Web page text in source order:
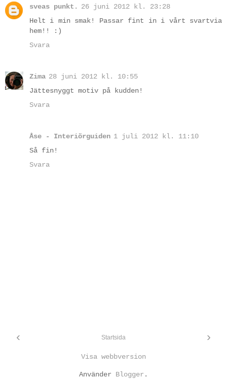
sveas punkt.
26 juni 2012 kl. 23:28
Helt i min smak! Passar fint in i vårt svartvia
hem!! :)
Svara
Zima 28 juni 2012 kl. 10:55
Jättesnyggt motiv på kudden!
Svara
Åse - Interiörguiden 1 juli 2012 kl. 11:10
Så fin!
Svara
‹ ›
Startsida
Visa webbversion
Använder Blogger .